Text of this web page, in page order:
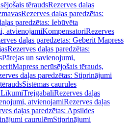
tēraudsRezerves daļas
Rezerves daļas paredzētas:
paredzētas: Iebūvēta
atvienojamiKompensatoriRezerves
daļas paredzētas: Geberit Mapress
Rezerves daļas paredzētas:
Pārejas un savienojumi,
nerūsējošais tērauds,
daļas paredzētas: Stiprinājumi
Sistēmas caurules
LīkumiTrejgabaliRezerves daļas
atvienojamiRezerves daļas
daļas paredzētas: Apsildes
caurulēmStiprinājumi